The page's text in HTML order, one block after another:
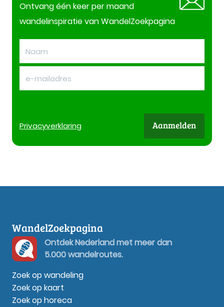
Ontvang één keer per maand
wandelinspiratie van WandelZoekpagina
Privacyverklaring Aanmelden
WandelZoekpagina
Ontdek Nederland met meer dan
5.000 wandelroutes.
Zoek op wandeling
Zoek op kaart
Zoek op horeca